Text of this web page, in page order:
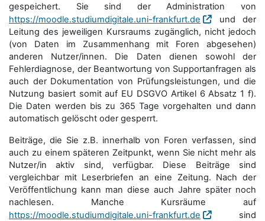
gespeichert. Sie sind der Administration von
https://moodle.studiumdigitale.uni-frankfurt.de
und der
Leitung des jeweiligen Kursraums zugänglich, nicht jedoch
(von Daten im Zusammenhang mit Foren abgesehen)
anderen Nutzer/innen. Die Daten dienen sowohl der
Fehlerdiagnose, der Beantwortung von Supportanfragen als
auch der Dokumentation von Prüfungsleistungen, und die
Nutzung basiert somit auf EU DSGVO Artikel 6 Absatz 1 f).
Die Daten werden bis zu 365 Tage vorgehalten und dann
automatisch gelöscht oder gesperrt.
Beiträge, die Sie z.B. innerhalb von Foren verfassen, sind
auch zu einem späteren Zeitpunkt, wenn Sie nicht mehr als
Nutzer/in aktiv sind, verfügbar. Diese Beiträge sind
vergleichbar mit Leserbriefen an eine Zeitung. Nach der
Veröffentlichung kann man diese auch Jahre später noch
nachlesen. Manche Kursräume auf
https://moodle.studiumdigitale.uni-frankfurt.de
sind